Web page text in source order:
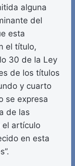
alguna
del
esta
el título,
30 de la Ley
de los títulos
y cuarto
se expresa
de las
el artículo
en esta